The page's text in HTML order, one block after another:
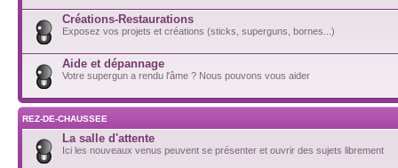
Créations-Restaurations
Exposez vos projets et créations (sticks, superguns, bornes...)
Aide et dépannage
Votre supergun a rendu l'âme ? Nous pouvons vous aider
REZ-DE-CHAUSSEE
La salle d'attente
Ici les nouveaux venus peuvent se présenter et ouvrir des sujets librement